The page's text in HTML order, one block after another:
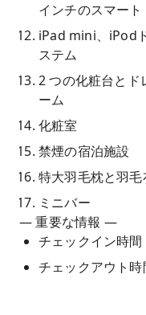
インチのスマート
iPad mini、iPod
ステム
2 つの化粧台とド
ーム
化粧室
禁煙の宿泊施設
特大羽毛枕と羽毛
ミニバー
— 重要な情報 —
チェックイン時
チェックアウト